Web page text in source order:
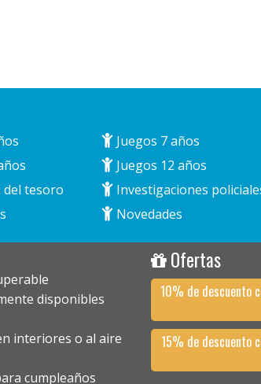
Juegos 7 años
Juegos 12 años
del tesoro Investigaciones
Novedades
disponibles
interiores o al aire
cumpleaños
Ofertas
10% de descuento
15% de descuento